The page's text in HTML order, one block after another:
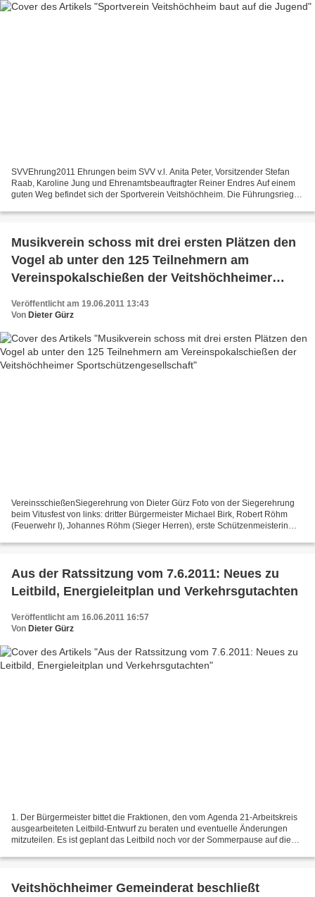
SVVEhrung2011 Ehrungen beim SVV v.l. Anita Peter, Vorsitzender Stefan
Raab, Karoline Jung und Ehrenamtsbeauftragter Reiner Endres Auf einem
guten Weg befindet sich der Sportverein Veitshöchheim. Die Führungsriege
Musikverein schoss mit drei ersten Plätzen den
Vogel ab unter den 125 Teilnehmern am
Vereinspokalschießen der Veitshöchheimer
Veröffentlicht am 19.06.2011 13:43
Von Dieter Gürz
VereinsschießenSiegerehrung von Dieter Gürz Foto von der Siegerehrung
beim Vitusfest von links: dritter Bürgermeister Michael Birk, Robert Röhm
(Feuerwehr I), Johannes Röhm (Sieger Herren), erste Schützenmeisterin
Aus der Ratssitzung vom 7.6.2011: Neues zu
Leitbild, Energieleitplan und Verkehrsgutachten
Veröffentlicht am 16.06.2011 16:57
Von Dieter Gürz
1. Der Bürgermeister bittet die Fraktionen, den vom Agenda 21-Arbeitskreis
ausgearbeiteten Leitbild-Entwurf zu beraten und eventuelle Änderungen
mitzuteilen. Es ist geplant das Leitbild noch vor der Sommerpause auf die
Veitshöchheimer Gemeinderat beschließt